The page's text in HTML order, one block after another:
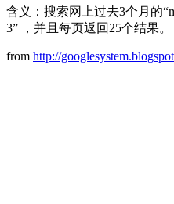
含义：搜索网上过去3个月的
3” ，并且每页返回25个结果。
from http://